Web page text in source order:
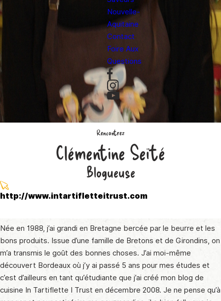
Nouvelle-
Aquitaine
Contact
Foire Aux
Questions
Rencontrez
Clémentine Seïté
Blogueuse
http://www.intartifletteitrust.com
Née en 1988, j’ai grandi en Bretagne bercée par le beurre et les
bons produits. Issue d’une famille de Bretons et de Girondins, on
m’a transmis le goût des bonnes choses. J’ai moi-même
découvert Bordeaux où j’y ai passé 5 ans pour mes études et
c’est d’ailleurs en tant qu’étudiante que j’ai créé mon blog de
cuisine In Tartiflette I Trust en décembre 2008. Je ne pense qu’à